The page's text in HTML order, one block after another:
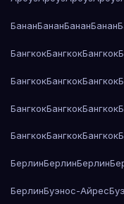
БананБананБананБанан
БангкокБангкокБангкок
БангкокБангкокБангкок
БангкокБангкокБангкок
БангкокБангкокБангкок
БерлинБерлинБерлин
БерлинБуэнос-Айрес